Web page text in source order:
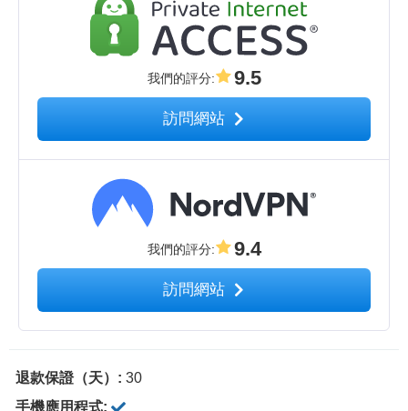
我們的評分: 9.5
訪問網站
我們的評分: 9.4
訪問網站
退款保證（天）: 30
手機應用程式: